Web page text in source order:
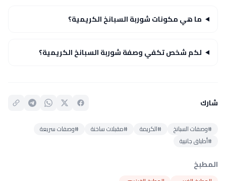
ما هي مكونات شوربة السبانخ الكريمية؟
لكم شخص تكفي وصفة شوربة السبانخ الكريمية؟
شارك
#وصفات السبانخ #الكريمة #مقبلات ساخنة
#وصفات سريعة
#أطباق جانبية
المطبخ